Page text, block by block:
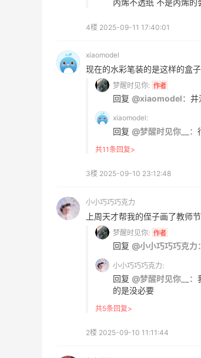
4楼 2025-09-11 17:40:01
xiaomodel
现在的水彩笔装的是这样的盒
梦醒时见你: 作者
回复 @xiaomodel： 并
xiaomodel:
回复 @梦醒时见你__：
共11条回复>
3楼 2025-09-10 23:12:48
小小巧巧巧克力
上周天才帮我的侄子画了教师
梦醒时见你: 作者
回复 @小小巧巧巧克力：
小小巧巧巧克力:
回复 @梦醒时见你__：
的是没必要
共5条回复>
2楼 2025-09-10 11:11:44
最高2%返利
6011人成功下单
Biōkreativ
30%返利
54人获得返利
最高2%返利
Matte Collection
最高3%返利
510人获得返利
开奖｜社区7月常规主题活动